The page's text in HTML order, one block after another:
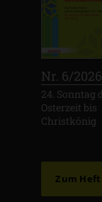
Nr. 6/2026
24. Sonntag
Osterzeit bis
Christkönig
Zum Heft